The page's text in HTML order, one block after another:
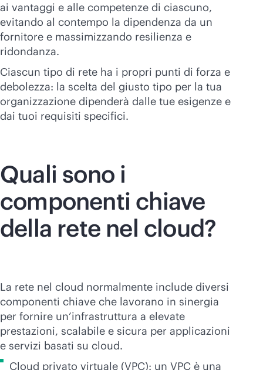
ai vantaggi e alle competenze di ciascuno,
evitando al contempo la dipendenza da un
fornitore e massimizzando resilienza e
ridondanza.
Ciascun tipo di rete ha i propri punti di forza e
debolezza: la scelta del giusto tipo per la tua
organizzazione dipenderà dalle tue esigenze e
dai tuoi requisiti specifici.
Quali sono i
componenti chiave
della rete nel cloud?
La rete nel cloud normalmente include diversi
componenti chiave che lavorano in sinergia
per fornire un’infrastruttura a elevate
prestazioni, scalabile e sicura per applicazioni
e servizi basati su cloud.
Cloud privato virtuale (VPC): un VPC è una